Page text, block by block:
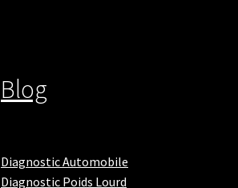
Blog
Diagnostic Automobile
Diagnostic Poids Lourd